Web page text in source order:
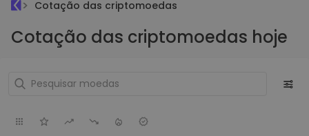
Cotação das criptomoedas
Cotação das criptomoedas hoje